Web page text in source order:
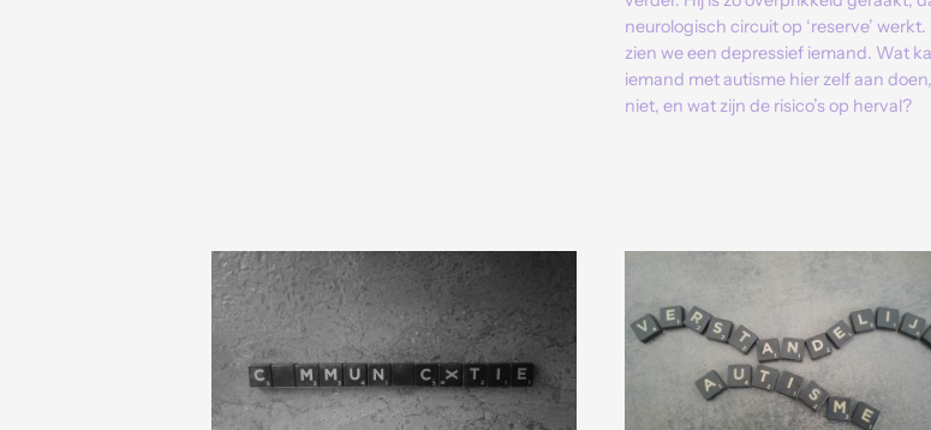
neurologisch circuit op ‘reserve’ werkt.
zien we een depressief iemand. Wat
iemand met autisme hier zelf aan
niet, en wat zijn de risico’s op herval?